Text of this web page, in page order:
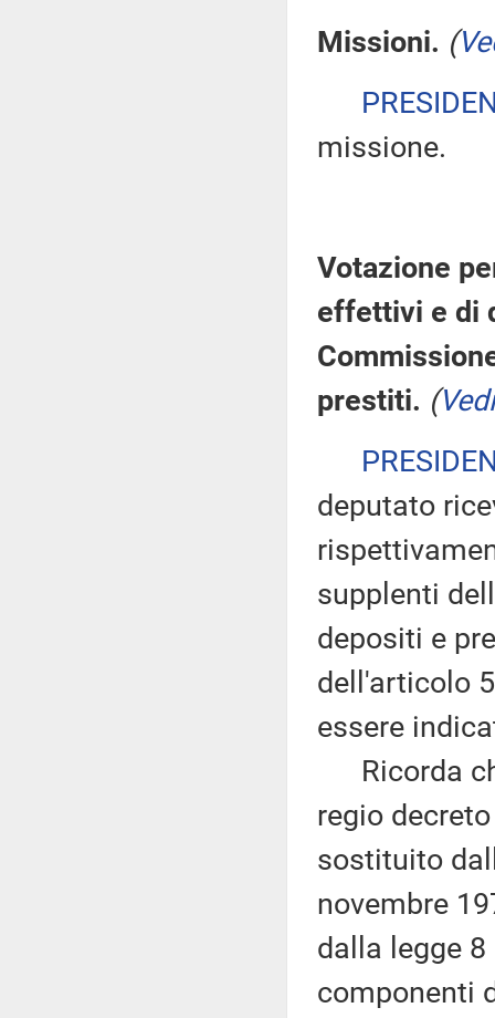
Missioni. (
missione.
Votazione
effettivi e di
prestiti. (
deputato
supplenti
depositi e
dell'articolo
essere
Ricorda
regio
sostituito
novembre
dalla legge 8
componenti